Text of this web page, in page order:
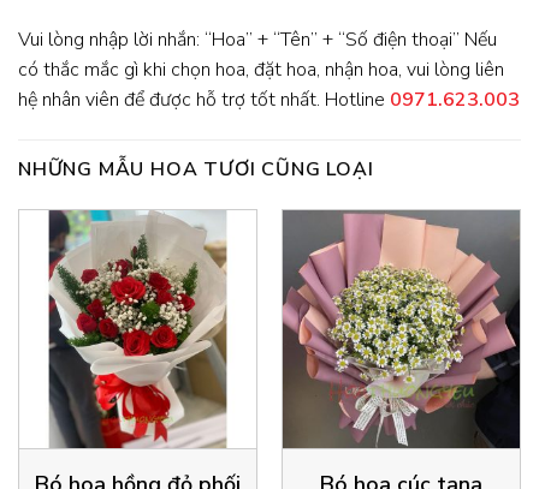
Vui lòng nhập lời nhắn: “Hoa” + “Tên” + “Số điện thoại” Nếu
có thắc mắc gì khi chọn hoa, đặt hoa, nhận hoa, vui lòng liên
hệ nhân viên để được hỗ trợ tốt nhất. Hotline 0971.623.003
NHỮNG MẪU HOA TƯƠI CŨNG LOẠI